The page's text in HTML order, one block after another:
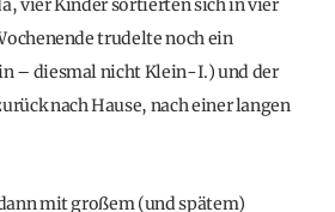
vier Kinder sortierten sich in vier
trudelte noch ein
– diesmal nicht Klein-I.) und der
nach Hause, nach einer langen
mit großem (und spätem)